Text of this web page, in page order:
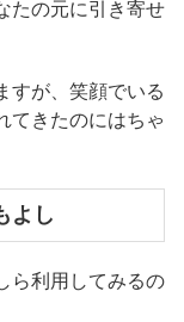
たの元に引き寄せ
すが、笑顔でいる
てきたのにはちゃ
よし
ら利用してみるの